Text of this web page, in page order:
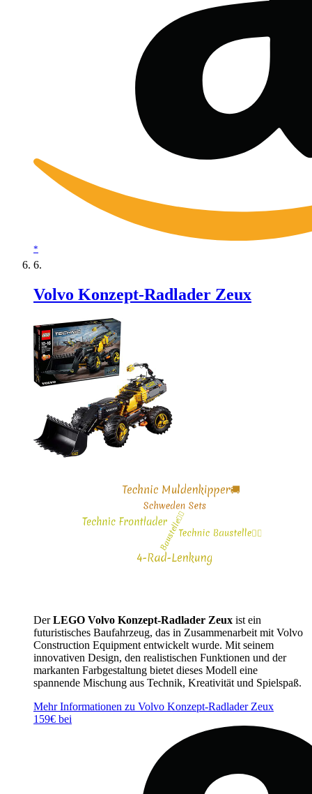
*
Volvo Konzept-Radlader Zeux
DerLEGO Volvo Konzept-Radlader Zeux ist ein
futuristisches Baufahrzeug, das in Zusammenarbeit mit Volvo
Construction Equipment entwickelt wurde. Mit seinem
innovativen Design, den realistischen Funktionen und der
markanten Farbgestaltung bietet dieses Modell eine
spannende Mischung aus Technik, Kreativität und Spielspaß.
Mehr Informationen zu Volvo Konzept-Radlader Zeux
159€ bei